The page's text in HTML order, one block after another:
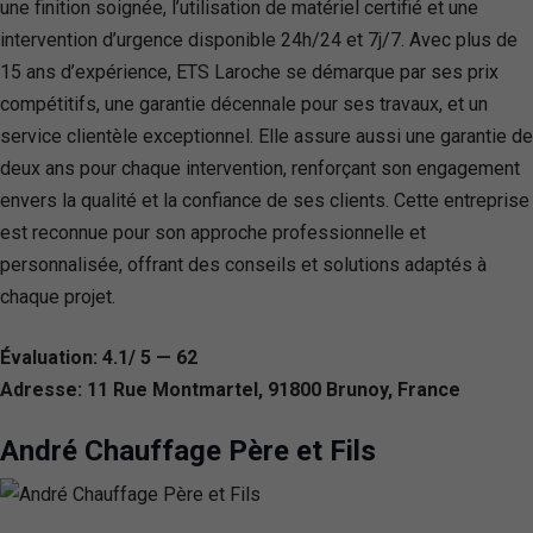
une finition soignée, l’utilisation de matériel certifié et une
intervention d’urgence disponible 24h/24 et 7j/7. Avec plus de
15 ans d’expérience, ETS Laroche se démarque par ses prix
compétitifs, une garantie décennale pour ses travaux, et un
service clientèle exceptionnel. Elle assure aussi une garantie de
deux ans pour chaque intervention, renforçant son engagement
envers la qualité et la confiance de ses clients. Cette entreprise
est reconnue pour son approche professionnelle et
personnalisée, offrant des conseils et solutions adaptés à
chaque projet.
Évaluation: 4.1/ 5 — 62
Adresse: 11 Rue Montmartel, 91800 Brunoy, France
André Chauffage Père et Fils